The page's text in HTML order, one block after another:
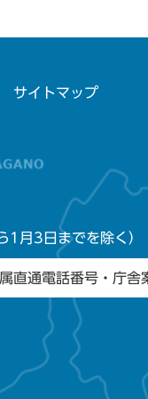
サイトマップ
月3日までを除く）
直通電話番号・庁舎